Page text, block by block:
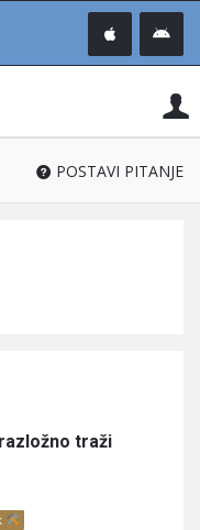
®
POSTAVI PITANJE
traži